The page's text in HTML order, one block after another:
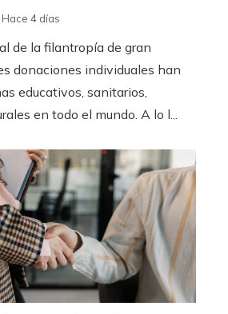
Hace 4 días
de la filantropía de gran
donaciones individuales han
educativos, sanitarios,
en todo el mundo. A lo l...